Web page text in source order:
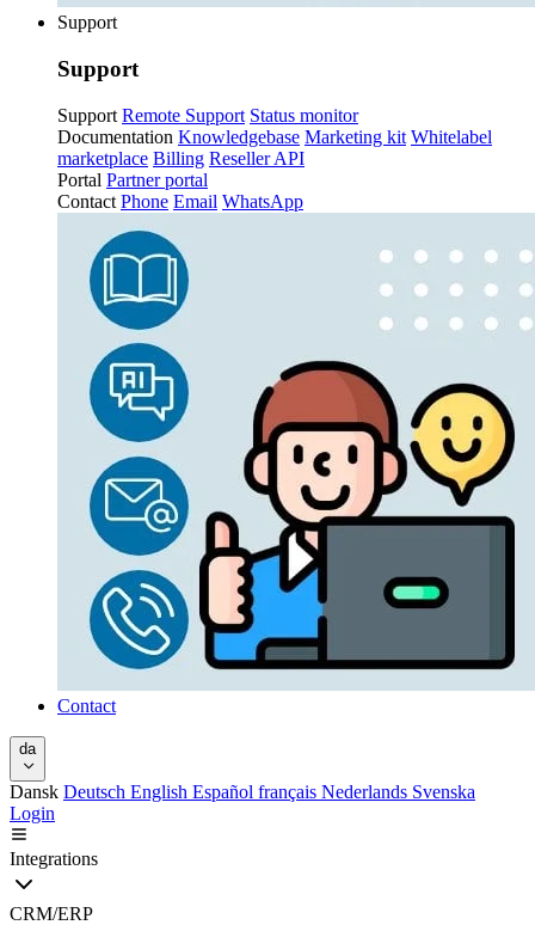
Support
Support
Support Remote Support Status monitor
Documentation Knowledgebase Marketing kit Whitelabel
marketplace Billing Reseller API
Portal Partner portal
Contact Phone Email WhatsApp
Contact
da
Dansk Deutsch English Español français Nederlands Svenska
Login
Integrations
CRM/ERP